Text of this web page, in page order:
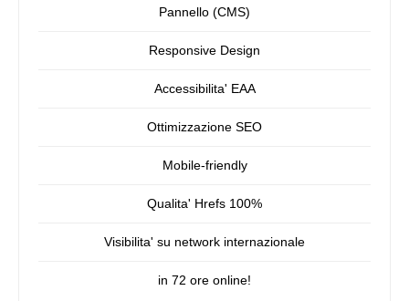
Pannello (CMS)
Responsive Design
Accessibilita' EAA
Ottimizzazione SEO
Mobile-friendly
Qualita' Hrefs 100%
Visibilita' su network internazionale
in 72 ore online!